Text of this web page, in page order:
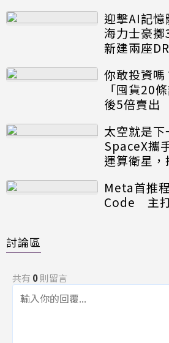
迎擊AI記憶
海力士豪
新建兩座
你敢投資
「囤貨20
後5倍賣出
太空就是下
SpaceX攜
運算衛星
Meta首推
Code 主
討論區
共有 0則留言